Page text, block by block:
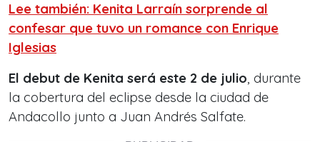
Lee también: Kenita Larraín sorprende al
confesar que tuvo un romance con Enrique
Iglesias
El debut de Kenita será este 2 de julio, durante
la cobertura del eclipse desde la ciudad de
Andacollo junto a Juan Andrés Salfate.